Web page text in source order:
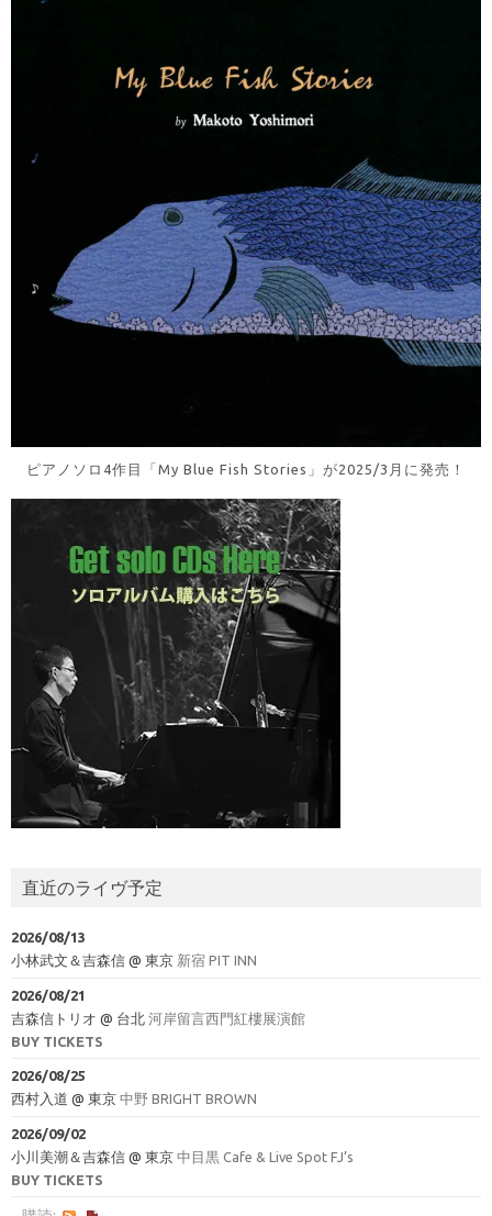
ピアノソロ4作目「My Blue Fish Stories」が2025/3月に発売！
直近のライヴ予定
2026/08/13
小林武文＆吉森信 @ 東京 新宿 PIT INN
2026/08/21
吉森信トリオ @ 台北 河岸留言西門紅樓展演館
BUY TICKETS
2026/08/25
西村入道 @ 東京 中野 BRIGHT BROWN
2026/09/02
小川美潮＆吉森信 @ 東京 中目黒 Cafe & Live Spot FJ’s
BUY TICKETS